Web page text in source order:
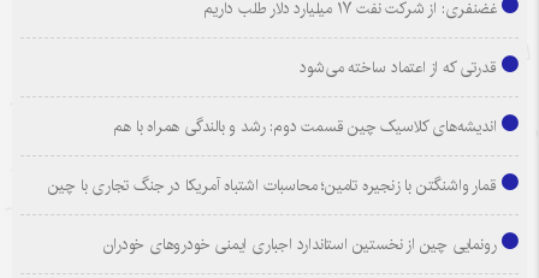
غضنفری: از شرکت نفت ۱۷ میلیارد دلار طلب داریم
قدرتی که از اعتماد ساخته می‌شود
اندیشه‌های کلاسیک چین قسمت دوم: رشد و بالندگی همراه با هم
قمار واشنگتن با زنجیره تامین؛ محاسبات اشتباه آمریکا در جنگ تجاری با چین
رونمایی چین از نخستین استاندارد اجباری ایمنی خودروهای خودران